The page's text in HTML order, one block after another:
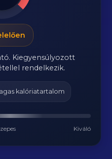
Kiegyensúlyozott
rendelkezik.
kalóriatartalom
Kiváló